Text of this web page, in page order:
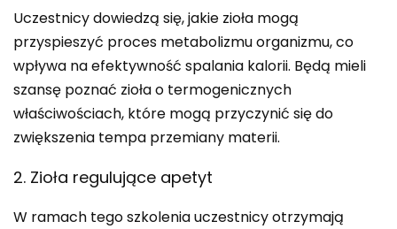
Uczestnicy dowiedzą się, jakie zioła mogą
przyspieszyć proces metabolizmu organizmu, co
wpływa na efektywność spalania kalorii. Będą mieli
szansę poznać zioła o termogenicznych
właściwościach, które mogą przyczynić się do
zwiększenia tempa przemiany materii.
2. Zioła regulujące apetyt
W ramach tego szkolenia uczestnicy otrzymają